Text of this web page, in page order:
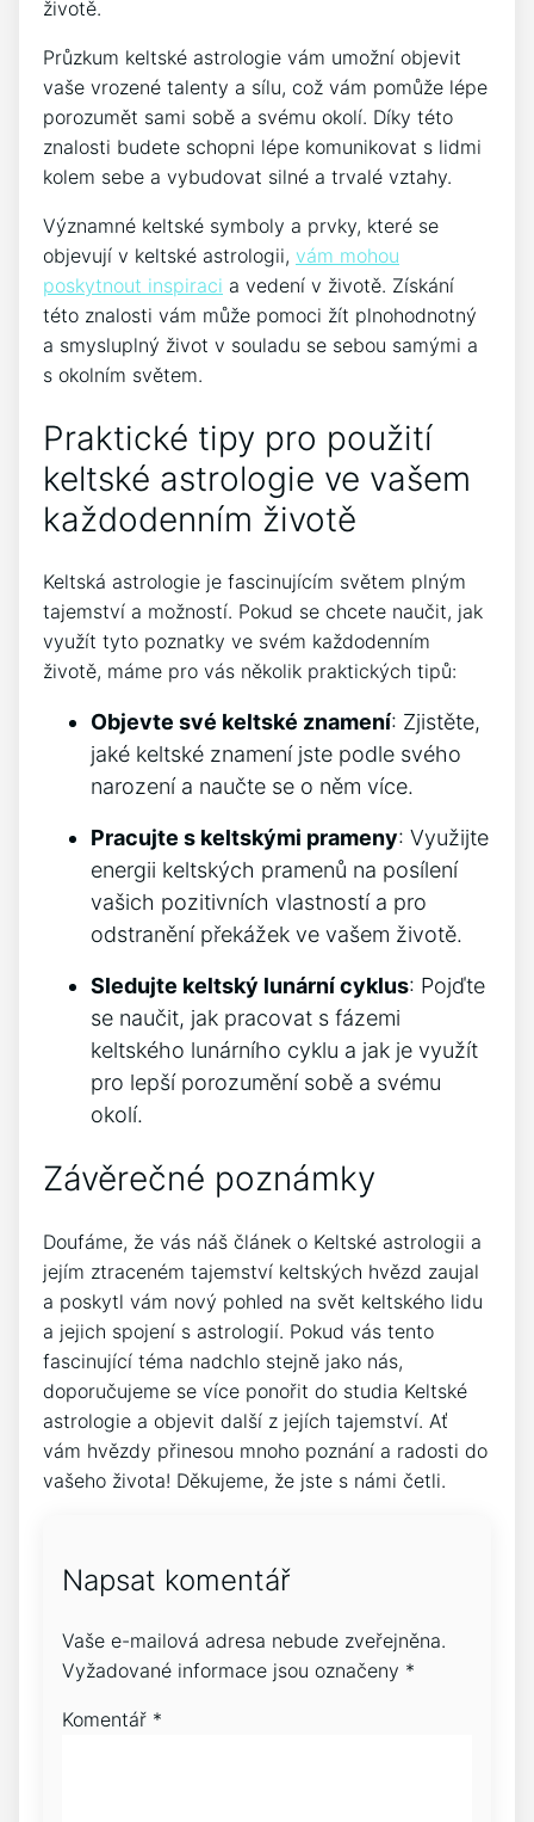
životě.
Průzkum keltské astrologie vám umožní objevit
vaše vrozené talenty a sílu, což vám pomůže lépe
porozumět sami sobě a svému okolí. Díky této
znalosti budete schopni lépe komunikovat s lidmi
kolem sebe a vybudovat silné a trvalé vztahy.
Významné keltské symboly a prvky, které se
objevují v keltské astrologii, vám mohou
poskytnout inspiraci a vedení v životě. Získání
této znalosti vám může pomoci žít plnohodnotný
a smysluplný život v souladu se sebou samými a
s okolním světem.
Praktické tipy pro použití
keltské astrologie ve vašem
každodenním životě
Keltská astrologie je fascinujícím světem plným
tajemství a možností. Pokud se chcete naučit, jak
využít tyto poznatky ve svém každodenním
životě, máme pro vás několik praktických tipů:
Objevte své keltské znamení: Zjistěte,
jaké keltské znamení jste podle svého
narození a naučte se o něm více.
Pracujte s keltskými prameny: Využijte
energii keltských pramenů na posílení
vašich pozitivních vlastností a pro
odstranění překážek ve vašem životě.
Sledujte keltský lunární cyklus: Pojďte
se naučit, jak pracovat s fázemi
keltského lunárního cyklu a jak je využít
pro lepší porozumění sobě a svému
okolí.
Závěrečné poznámky
Doufáme, že vás náš článek o Keltské astrologii a
jejím ztraceném tajemství keltských hvězd zaujal
a poskytl vám nový pohled na svět keltského lidu
a jejich spojení s astrologií. Pokud vás tento
fascinující téma nadchlo stejně jako nás,
doporučujeme se více ponořit do studia Keltské
astrologie a objevit další z jejích tajemství. Ať
vám hvězdy přinesou mnoho poznání a radosti do
vašeho života! Děkujeme, že jste s námi četli.
Napsat komentář
Vaše e-mailová adresa nebude zveřejněna.
Vyžadované informace jsou označeny *
Komentář *